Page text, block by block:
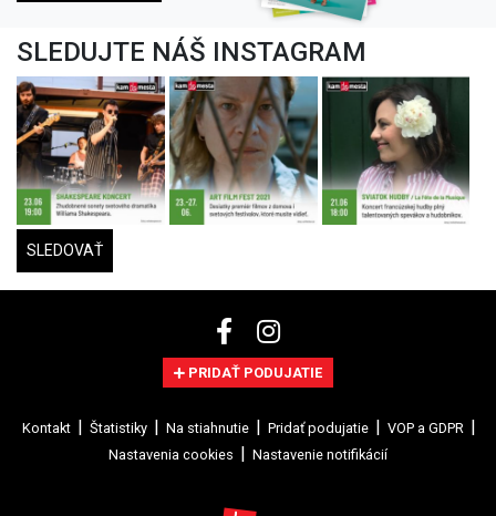
SLEDUJTE NÁŠ INSTAGRAM
SLEDOVAŤ
PRIDAŤ PODUJATIE
Kontakt Štatistiky Na stiahnutie Pridať podujatie
VOP a GDPR
Nastavenia cookies
Nastavenie notifikácií